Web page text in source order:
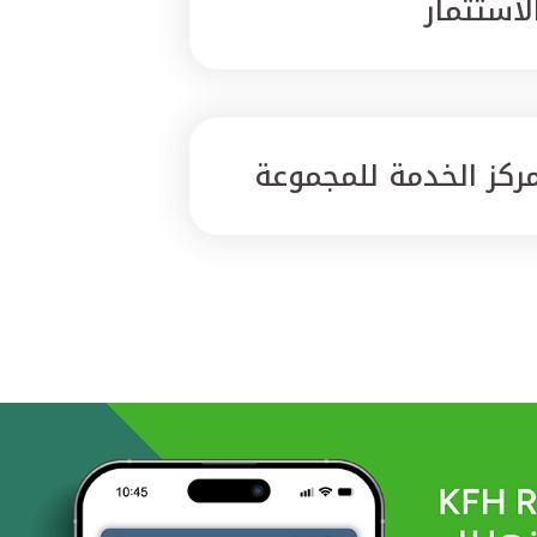
الخدمة للمجموعة